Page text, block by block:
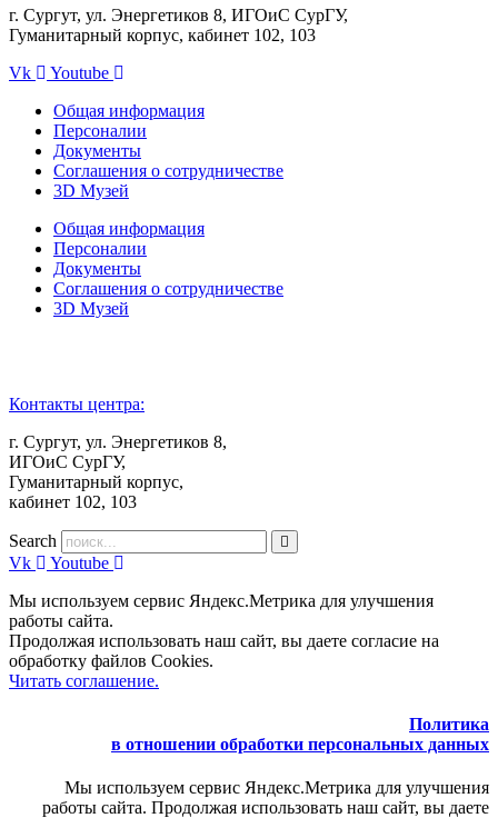
г. Сургут, ул. Энергетиков 8, ИГОиС СурГУ,
Гуманитарный корпус, кабинет 102, 103
Vk
Youtube
Общая информация
Персоналии
Документы
Соглашения о сотрудничестве
3D Музей
Общая информация
Персоналии
Документы
Соглашения о сотрудничестве
3D Музей
Контакты центра:
г. Сургут, ул. Энергетиков 8,
ИГОиС СурГУ,
Гуманитарный корпус,
кабинет 102, 103
Search
Vk
Youtube
Мы используем сервис Яндекс.Метрика для улучшения
работы сайта.
Продолжая использовать наш сайт, вы даете согласие на
обработку файлов Cookies.
Читать соглашение.
Политика
в отношении обработки персональных данных
Мы используем сервис Яндекс.Метрика для улучшения
работы сайта. Продолжая использовать наш сайт, вы даете